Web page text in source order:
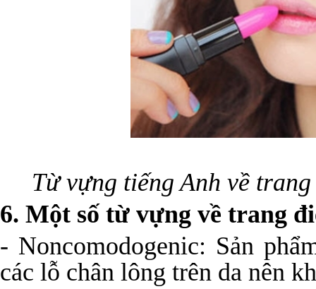
Từ vựng tiếng Anh về trang
6. Một số từ vựng về trang
- Noncomodogenic: Sản
các lỗ chân lông trên da nên